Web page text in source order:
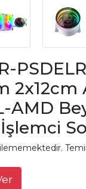
2x12cm
AMD